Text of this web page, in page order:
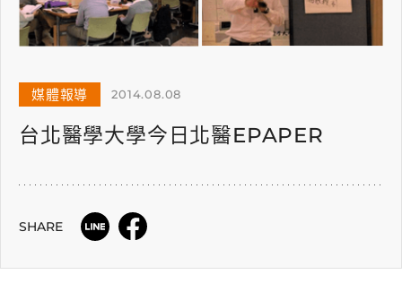
媒體報導 2014.08.08
台北醫學大學今日北醫EPAPER
SHARE